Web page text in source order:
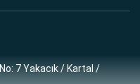
7 Yakacık / Kartal /